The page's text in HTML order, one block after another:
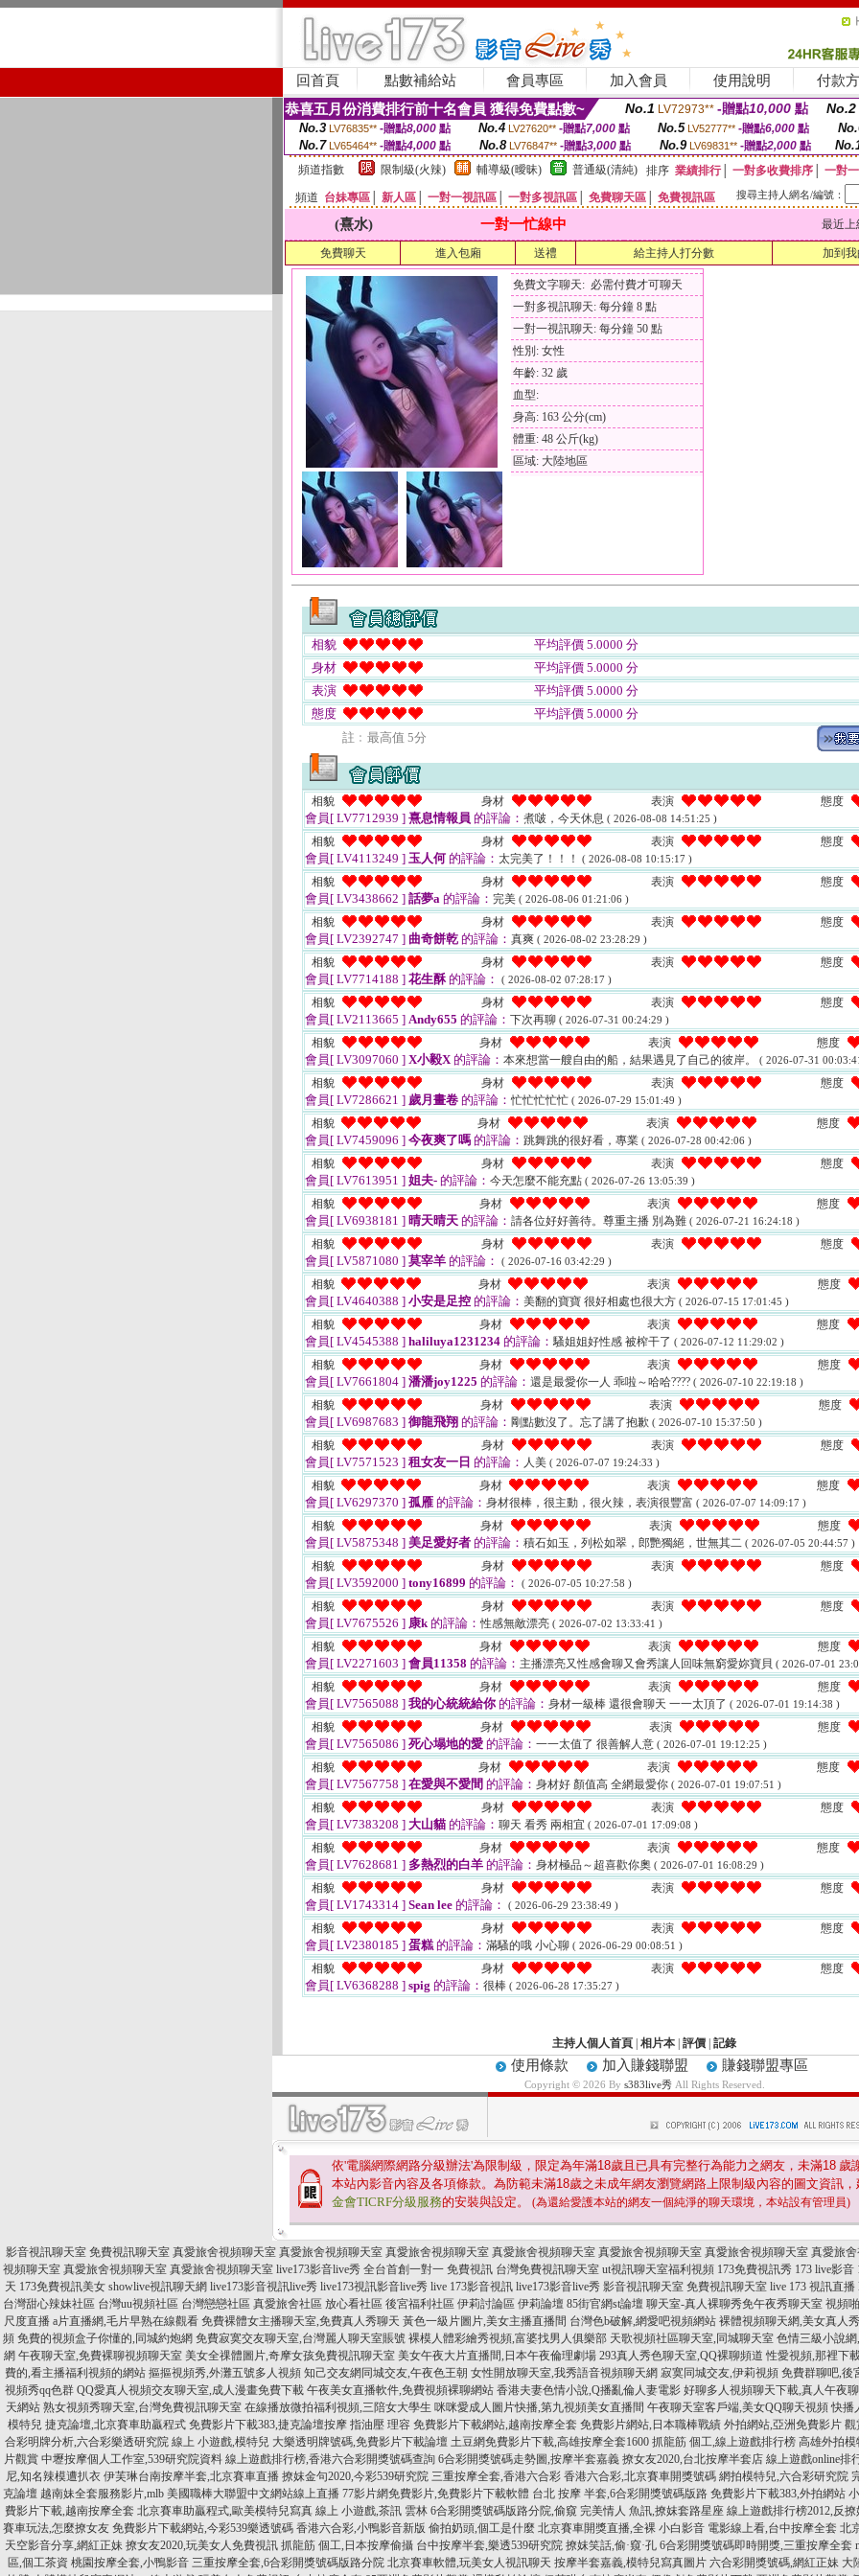
回首頁 點數補給站 會員專區 加入會員 使用說明 付款
恭喜五月份消費排行前十名會員 獲得免費點數~ No.1 LV72973** -贈點10,000 點 No.2
No.3 LV76835** -贈點8,000點 No.4 LV27620** -贈點7,000點 No.5 LV52777** -贈點6,000點
No.7 LV65464** -贈點4,000 點 No.8 LV76847** -贈點3,000 點 No.9 LV69831** -贈點2,000點
頻道指數 限制級(火辣) 輔導級(曖昧) 普通級(清純) 排序 業績排行│ 一對多收費排序
一對
頻道 台妹專區 新人區 一對一視訊區 一對多視訊區 免費聊天區 免費視訊區 搜尋主持人網名/編號：
(熹水) 一對一忙線中 最近上
免費聊天 進入包廂 送禮 給主持人打分數 加到
免費文字聊天: 必需付費才可聊天
一對多視訊聊天: 每分鐘 8 點
一對一視訊聊天: 每分鐘 50 點
性別: 女性
年齡: 32 歲
血型:
身高: 163 公分(cm)
體重: 48 公斤(kg)
區域: 大陸地區
相貌
平均評價 5.0000 分
身材
平均評價 5.0000 分
表演
平均評價 5.0000 分
態度
平均評價 5.0000 分
註﹕最高值 5分
相貌 身材 表演 態度
會員[ LV7712939 ] 熹息情報員 的評論： 煮啵，今天休息 ( 2026-08-08 14:51:25 )
相貌 身材 表演 態度
會員[ LV4113249 ] 玉人何 的評論： 太完美了！！！ ( 2026-08-08 10:15:17 )
相貌 身材 表演 態度
會員[ LV3438662 ] 話夢a 的評論： 完美 ( 2026-08-06 01:21:06 )
相貌 身材 表演 態度
會員[ LV2392747 ] 曲奇餅乾 的評論： 真爽 ( 2026-08-02 23:28:29 )
相貌 身材 表演 態度
會員[ LV7714188 ] 花生酥的評論： ( 2026-08-02 07:28:17 )
相貌 身材 表演 態度
會員[ LV2113665 ] Andy655 的評論： 下次再聊 ( 2026-07-31 00:24:29 )
相貌 身材 表演 態度
會員[ LV3097060 ] X小毅X的評論： 本來想當一艘自由的船，結果遇見了自己的彼岸。 ( 2026-07-31
相貌 身材 表演 態度
會員[ LV7286621 ] 歲月畫卷 的評論：忙忙忙忙忙 ( 2026-07-29 15:01:49 )
相貌 身材 表演 態度
會員[ LV7459096 ] 今夜爽了嗎 的評論： 跳舞跳的很好看，專業 ( 2026-07-28 00:42:06 )
相貌 身材 表演 態度
會員[ LV7613951 ] 姐夫- 的評論： 今天怎麼不能充點 ( 2026-07-26 13:05:39 )
相貌 身材 表演 態度
會員[ LV6938181 ] 晴天晴天 的評論： 請各位好好善待。尊重主播 別為難 ( 2026-07-21 16:24:18 )
相貌 身材 表演 態度
會員[ LV5871080 ] 莫宰羊 的評論： ( 2026-07-16 03:42:29 )
相貌 身材 表演 態度
會員[ LV4640388 ] 小安是足控 的評論： 美翻的寶寶 很好相處也很大方 ( 2026-07-15 17:01:45 )
相貌 身材 表演 態度
會員[ LV4545388 ] haliluya1231234 的評論：騷姐姐好性感 被榨干了 ( 2026-07-12 11:29:02 )
相貌 身材 表演 態度
會員[ LV7661804 ] 潘潘joy1225 的評論： 還是最愛你一人 乖啦～哈哈???? ( 2026-07-10 22:19:18 )
相貌 身材 表演 態度
會員[ LV6987683 ] 御龍飛翔 的評論： 剛點數沒了。忘了講了抱歉 ( 2026-07-10 15:37:50 )
相貌 身材 表演 態度
會員[ LV7571523 ] 租女友一日 的評論： 人美 ( 2026-07-07 19:24:33 )
相貌 身材 表演 態度
會員[ LV6297370 ] 孤雁 的評論： 身材很棒，很主動，很火辣，表演很豐富 ( 2026-07-07 14:09:17 )
相貌 身材 表演 態度
會員[ LV5875348 ] 美足愛好者 的評論： 積石如玉，列松如翠，郎艷獨絕，世無其二 ( 2026-07-05 20:44:57 )
相貌 身材 表演 態度
會員[ LV3592000 ] tony16899 的評論： ( 2026-07-05 10:27:58 )
相貌 身材 表演 態度
會員[ LV7675526 ] 康k的評論：性感無敵漂亮 ( 2026-07-02 13:33:41 )
相貌 身材 表演 態度
會員[ LV2271603 ] 會員11358 的評論： 主播漂亮又性感會聊又會秀讓人回味無窮愛妳寶貝 ( 2026-07-01
相貌 身材 表演 態度
會員[ LV7565088 ] 我的心統統給你的評論： 身材一級棒 還很會聊天 一一太頂了 ( 2026-07-01 19:14:38 )
相貌 身材 表演 態度
會員[ LV7565086 ] 死心塌地的愛 的評論： 一一太值了 很善解人意 ( 2026-07-01 19:12:25 )
相貌 身材 表演 態度
會員[ LV7567758 ] 在愛與不愛間 的評論： 身材好 顏值高 全網最愛你 ( 2026-07-01 19:07:51 )
相貌 身材 表演 態度
會員[ LV7383208 ] 大山貓 的評論： 聊天 看秀 兩相宜 ( 2026-07-01 17:09:08 )
相貌 身材 表演 態度
會員[ LV7628681 ] 多熱烈的白羊 的評論： 身材極品～超喜歡你奧 ( 2026-07-01 16:08:29 )
相貌 身材 表演 態度
會員[ LV1743314 ] Sean lee 的評論： ( 2026-06-29 23:38:49 )
相貌 身材 表演 態度
會員[ LV2380185 ] 蛋糕 的評論： 滿騷的哦 小心聊 ( 2026-06-29 00:08:51 )
相貌 身材 表演 態度
會員[ LV6368288 ] spig 的評論： 很棒 ( 2026-06-28 17:35:27 )
主持人個人首頁 相片本 評價 記錄
使用條款 加入賺錢聯盟 賺錢聯盟專區
Copyright © 2026 By s383live秀All Rights Reserved.
依'電腦網際網路分級辦法'為限制級，限定為年滿18歲且已具有完整行為能力之網友，未滿18 歲
本站內影音內容及各項條款。為防範未滿18歲之未成年網友瀏覽網路上限制級內容的圖文資訊
金會TICRF分級服務的安裝與設定。 (為還給愛護本站的網友一個純淨的聊天環境，本站設有管理員)
影音視訊聊天室 免費視訊聊天室 真愛旅舍視頻聊天室 真愛旅舍視頻聊天室 真愛旅舍視頻聊天室 真愛旅舍視頻聊天室 真愛旅舍視頻聊天室 真愛旅舍視頻聊天室 真愛旅
視頻聊天室 真愛旅舍視頻聊天室 真愛旅舍視頻聊天室 live173影音live秀 全台首創一對一 免費視訊 台灣免費視訊聊天室 ut視訊聊天室福利視頻 173免費視訊秀 173 live影音
天 173免費視訊美女 showlive視訊聊天網 live173影音視訊live秀 live173視訊影音live秀 live 173影音視訊 live173影音live秀 影音視訊聊天室 免費視訊聊天室 live 173 視訊直播
台灣甜心辣妹社區 台灣uu視頻社區 台灣戀戀社區 真愛旅舍社區 放心看社區 後宮福利社區 伊莉討論區 伊莉論壇 85街官網st論壇 聊天室-真人裸聊秀免午夜秀聊天室 視頻
尺度直播 a片直播網,毛片早熟在線觀看 免費裸體女主播聊天室,免費真人秀聊天 黃色一級片圖片,美女主播直播間 台灣色b破解,網愛吧視頻網站 裸體視頻聊天網,美女真人
頻 免費的視頻盒子你懂的,同城約炮網 免費寂寞交友聊天室,台灣麗人聊天室賬號 裸模人體彩繪秀視頻,富婆找男人俱樂部 天歌視頻社區聊天室,同城聊天室 色情三級小說
網 午夜聊天室,免費裸聊視頻聊天室 美女全祼體圖片,奇摩女孩免費視訊聊天室 美女午夜大片直播間,日本午夜倫理劇場 293真人秀色聊天室,QQ裸聊頻道 性愛視頻,那裡下
費的,看主播福利視頻的網站 摳摳視頻秀,外灘五號多人視頻 知己交友網同城交友,午夜色王朝 女性開放聊天室,我秀語音視頻聊天網 寂寞同城交友,伊莉視頻 免費群聊吧,後
視頻秀qq色群 QQ愛真人視頻交友聊天室,成人漫畫免費下載 午夜美女直播軟件,免費視頻裸聊網站 香港夫妻色情小說,Q播亂倫人妻電影 好聊多人視頻聊天下載,真人午夜
天網站 熟女視頻秀聊天室,台灣免費視訊聊天室 在線播放微拍福利視頻,三陪女大學生 咪咪愛成人圖片快播,第九視頻美女直播間 午夜聊天室客戶端,美女QQ聊天視頻 快播
模特兒 捷克論壇,北京賽車助贏程式 免費影片下載383,捷克論壇按摩 指油壓 理容 免費影片下載網站,越南按摩全套 免費影片網站,日本職棒戰績 外拍網站,亞洲免費影片 觀
合彩明牌分析,六合彩樂透研究院 線上 小遊戲,模特兒 大樂透明牌號碼,免費影片下載論壇 土豆網免費影片下載,高雄按摩全套1600 抓龍筋 個工,線上遊戲排行榜 高雄外拍模
片觀賞 中壢按摩個人工作室,539研究院資料 線上遊戲排行榜,香港六合彩開獎號碼查詢 6合彩開獎號碼走勢圖,按摩半套嘉義 撩女友2020,台北按摩半套店 線上遊戲online排
尼,知名辣模遭扒衣 伊芙琳台南按摩半套,北京賽車直播 撩妺金句2020,今彩539研究院 三重按摩全套,香港六合彩 香港六合彩,北京賽車開獎號碼 網拍模特兒,六合彩研究院
克論壇 越南妹全套服務影片,mlb 美國職棒大聯盟中文網站線上直播 77影片網免費影片,免費影片下載軟體 台北 按摩 半套,6合彩開獎號碼版路 免費影片下載383,外拍網站
費影片下載,越南按摩全套 北京賽車助贏程式,歐美模特兒寫真 線上 小遊戲,茶訊 雲林 6合彩開獎號碼版路分院,偷窺 完美情人 魚訊,撩妺套路星座 線上遊戲排行榜2012,反撩
賽車玩法,怎麼撩女友 免費影片下載網站,今彩539樂透號碼 香港六合彩,小鴨影音新版 偷拍奶頭,個工是什麼 北京賽車開獎直播,全裸 小白影音 電影線上看,台中按摩全套 北
天空影音分享,網紅正妹 撩女友2020,玩美女人免費視訊 抓龍筋 個工,日本按摩偷攝 台中按摩半套,樂透539研究院 撩妺笑話,偷·窺·孔 6合彩開獎號碼即時開獎,三重按摩全套
區,個工茶資 桃園按摩全套,小鴨影音 三重按摩全套,6合彩開獎號碼版路分院 北京賽車軟體,玩美女人視訊聊天 按摩半套嘉義,模特兒寫真圖片 六合彩開獎號碼,網紅正妹 大